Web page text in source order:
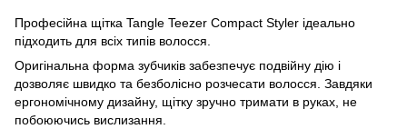
Професійна щітка Tangle Teezer Compact Styler ідеально
підходить для всіх типів волосся.
Оригінальна форма зубчиків забезпечує подвійну дію і
дозволяє швидко та безболісно розчесати волосся. Завдяки
ергономічному дизайну, щітку зручно тримати в руках, не
побоюючись вислизання.